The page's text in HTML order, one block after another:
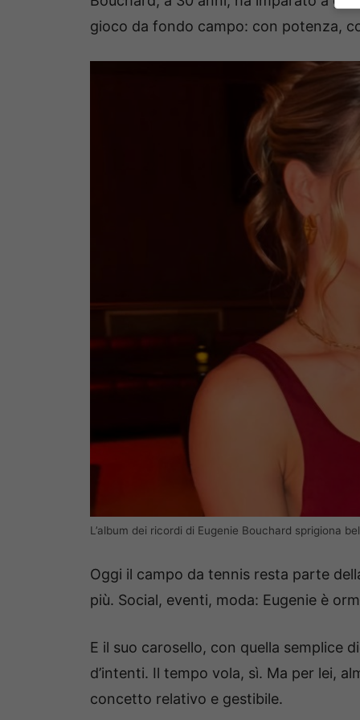
gioco da fondo campo: con potenza,
L’album dei ricordi di Eugenie Bouchard sprigiona
Oggi il campo da tennis resta parte
più. Social, eventi, moda: Eugenie è
E il suo carosello, con quella semplice
d’intenti. Il tempo vola, sì. Ma per lei,
concetto relativo e gestibile.